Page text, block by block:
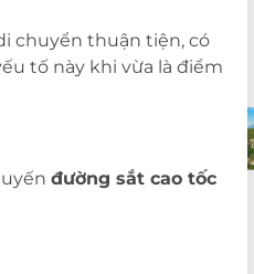
chuyển thuận tiện, có
tố này khi vừa là điểm
đường sắt cao tốc